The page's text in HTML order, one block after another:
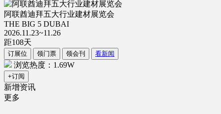
阿联酋迪拜五大行业建材展览会
THE BIG 5 DUBAI
2026.11.23~11.26
距108天
订展位 领门票 领会刊 看新闻
浏览热度：1.69W
+订阅
新增资讯
更多